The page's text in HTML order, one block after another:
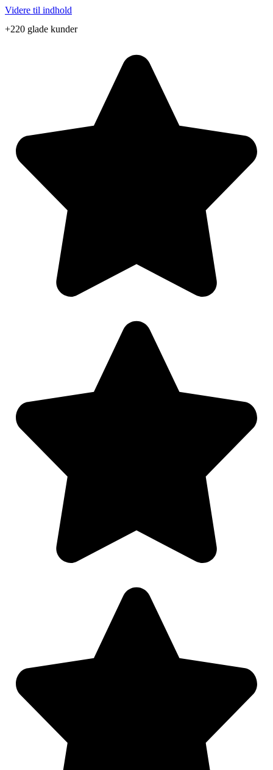
Videre til indhold
+220 glade kunder